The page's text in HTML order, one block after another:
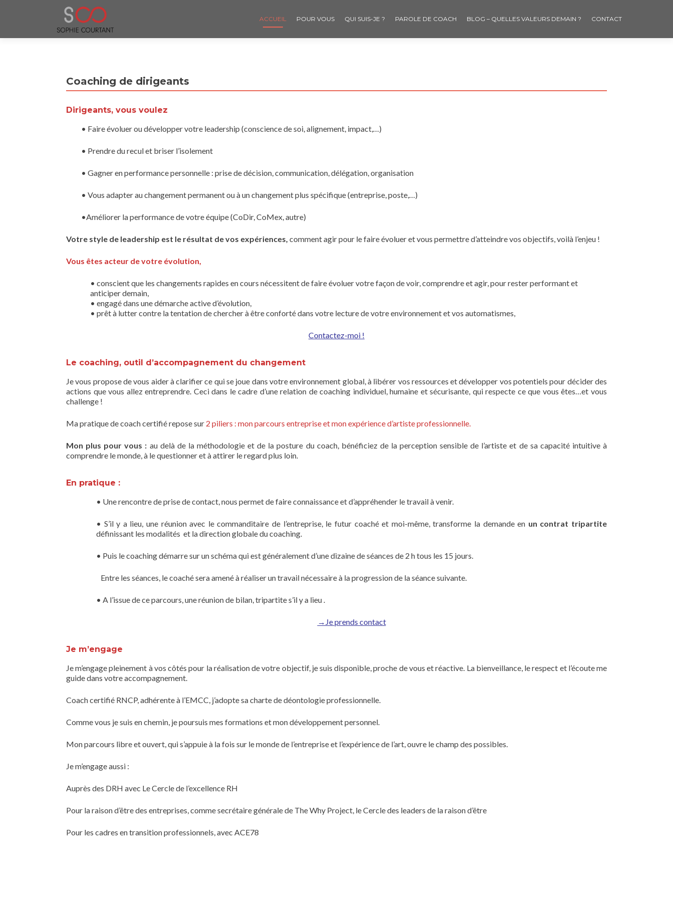
ACCUEIL POUR VOUS QUI SUIS-JE ? PAROLE DE COACH BLOG – QUELLES VALEURS DEMAIN ? CONTACT
Coaching de dirigeants
Dirigeants, vous voulez
• Faire évoluer ou développer votre leadership (conscience de soi, alignement, impact,…)
• Prendre du recul et briser l’isolement
• Gagner en performance personnelle : prise de décision, communication, délégation, organisation
• Vous adapter au changement permanent ou à un changement plus spécifique (entreprise, poste,…)
•Améliorer la performance de votre équipe (CoDir, CoMex, autre)
Votre style de leadership est le résultat de vos expériences, comment agir pour le faire évoluer et vous permettre d’atteindre vos objectifs, voilà l’enjeu !
Vous êtes acteur de votre évolution,
• conscient que les changements rapides en cours nécessitent de faire évoluer votre façon de voir, comprendre et agir, pour rester performant et
anticiper demain,
• engagé dans une démarche active d’évolution,
• prêt à lutter contre la tentation de chercher à être conforté dans votre lecture de votre environnement et vos automatismes,
Contactez-moi !
Le coaching, outil d’accompagnement du changement
Je vous propose de vous aider à clarifier ce qui se joue dans votre environnement global, à libérer vos ressources et développer vos potentiels pour décider des
actions que vous allez entreprendre. Ceci dans le cadre d’une relation de coaching individuel, humaine et sécurisante, qui respecte ce que vous êtes…et vous
challenge !
Ma pratique de coach certifié repose sur 2 piliers : mon parcours entreprise et mon expérience d’artiste professionnelle.
Mon plus pour vous : au delà de la méthodologie et de la posture du coach, bénéficiez de la perception sensible de l’artiste et de sa capacité intuitive à
comprendre le monde, à le questionner et à attirer le regard plus loin.
En pratique :
• Une rencontre de prise de contact, nous permet de faire connaissance et d’appréhender le travail à venir.
• S’il y a lieu, une réunion avec le commanditaire de l’entreprise, le futur coaché et moi-même, transforme la demande en un contrat tripartite
définissant les modalités et la direction globale du coaching.
• Puis le coaching démarre sur un schéma qui est généralement d’une dizaine de séances de 2 h tous les 15 jours.
Entre les séances, le coaché sera amené à réaliser un travail nécessaire à la progression de la séance suivante.
• A l’issue de ce parcours, une réunion de bilan, tripartite s’il y a lieu .
→Jeprends contact
Je m’engage
Je m’engage pleinement à vos côtés pour la réalisation de votre objectif, je suis disponible, proche de vous et réactive. La bienveillance, le respect et l’écoute me
guide dans votre accompagnement.
Coach certifié RNCP, adhérente à l’EMCC, j’adopte sa charte de déontologie professionnelle.
Comme vous je suis en chemin, je poursuis mes formations et mon développement personnel.
Mon parcours libre et ouvert, qui s’appuie à la fois sur le monde de l’entreprise et l’expérience de l’art, ouvre le champ des possibles.
Je m’engage aussi :
Auprès des DRH avec Le Cercle de l’excellence RH
Pour la raison d’être des entreprises, comme secrétaire générale de The Why Project, le Cercle des leaders de la raison d’être
Pour les cadres en transition professionnels, avec ACE78